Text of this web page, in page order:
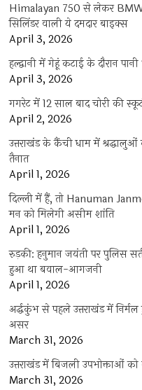
Himalayan 750 से लेकर
सिलिंडर वाली ये दमदार बाइक्स
April 3, 2026
हल्द्वानी में गेहूं कटाई के दौरान
April 3, 2026
गगरेट में 12 साल बाद चोरी की
April 2, 2026
उत्तराखंड के कैंची धाम में
तैनात
April 1, 2026
दिल्ली में हैं, तो Hanuman
मन को मिलेगी असीम शांति
April 1, 2026
रुड़की: हनुमान जयंती पर पुलिस
हुआ था बवाल-आगजनी
April 1, 2026
अर्द्धकुंभ से पहले उत्तराखंड में
असर
March 31, 2026
उत्तराखंड में बिजली उपभोक्ताओं को
March 31, 2026